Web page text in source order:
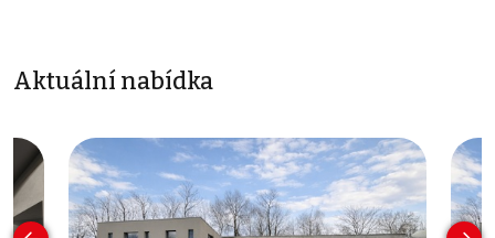
Aktuální nabídka